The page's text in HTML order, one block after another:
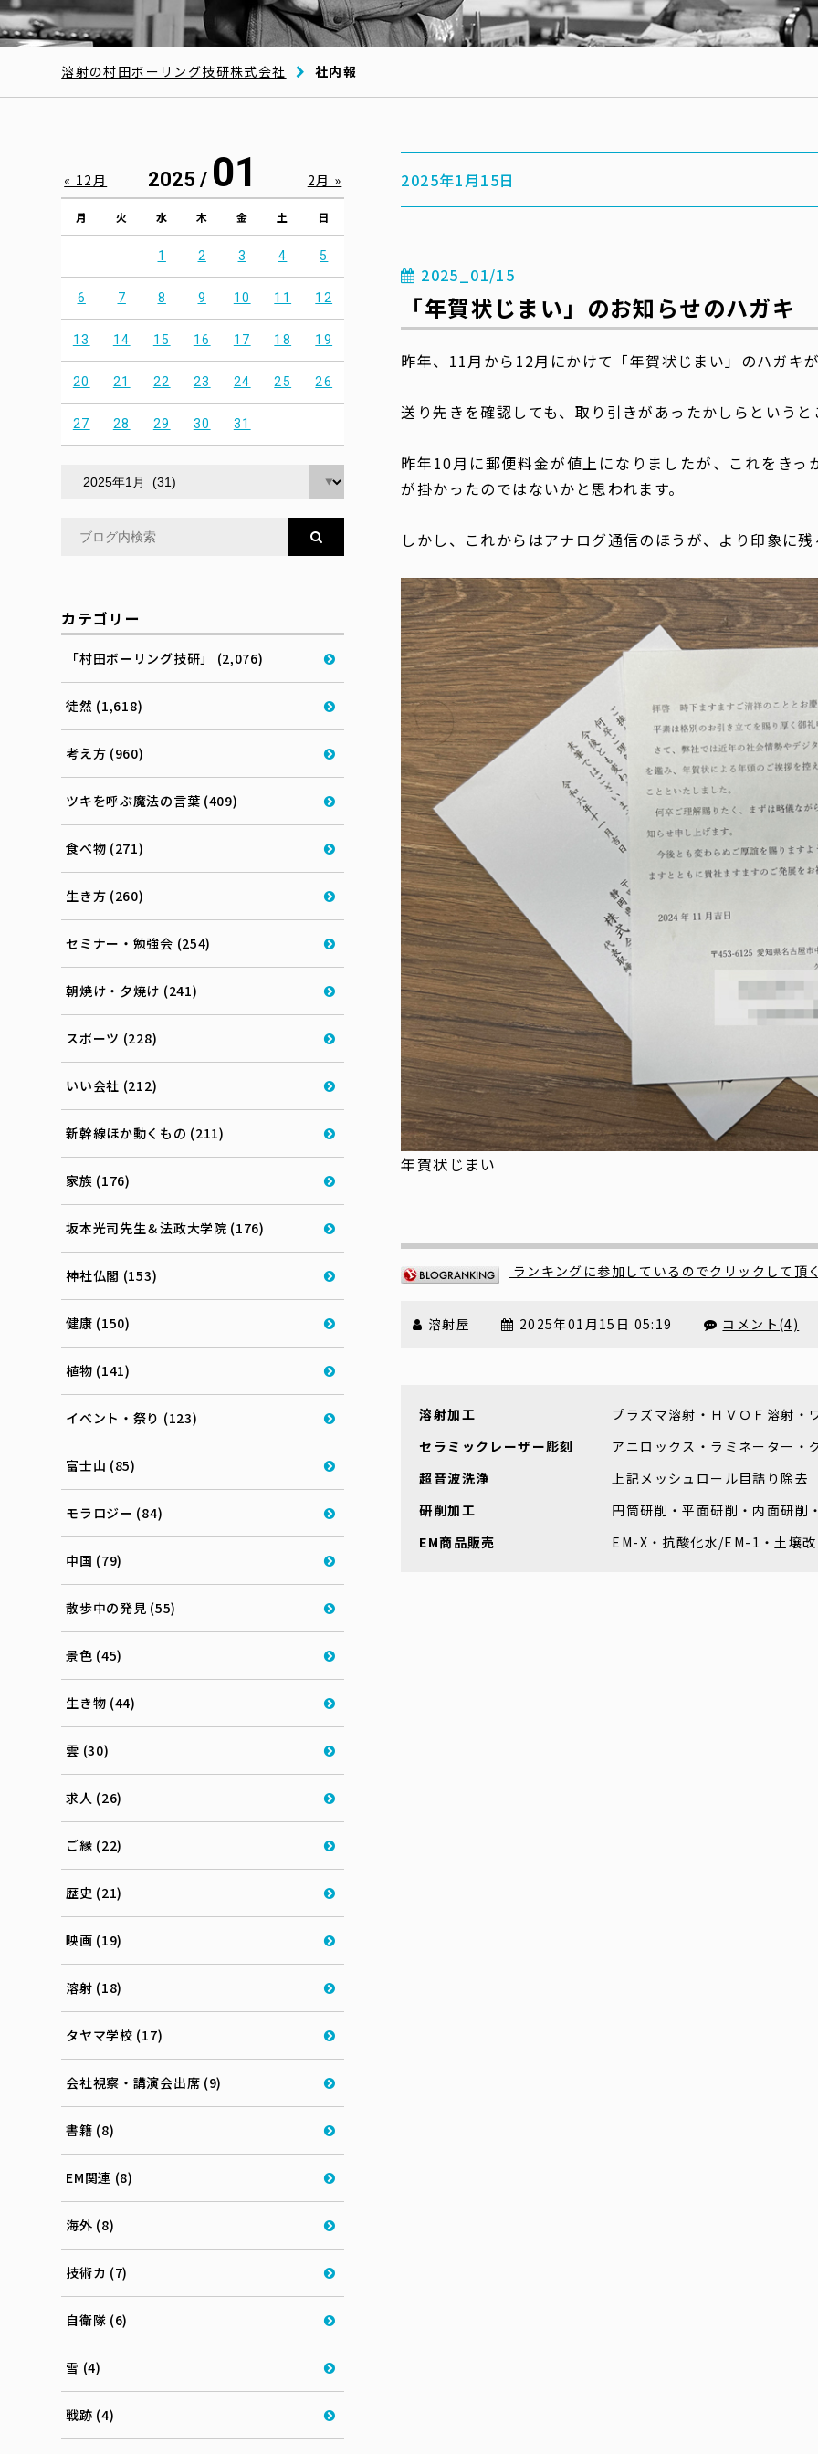
溶射の村田ボーリング技研株式会社 社内報
2025年1月15日
2025_01/15
「年賀状じまい」のお知らせのハガキ
昨年、11月から12月にかけて「年賀状じまい」のハガキ
送り先きを確認しても、取り引きがあったかしらという
昨年10月に郵便料金が値上になりましたが、これをき
が掛かったのではないかと思われます。
しかし、これからはアナログ通信のほうが、より印象に
年賀状じまい
ランキングに参加しているのでクリックして頂
溶射屋 2025年01月15日 05:19 コメント(4)
溶射加工
プラズマ溶射・ＨＶＯＦ溶射・
セラミックレーザー彫刻
アニロックス・ラミネーター・
超音波洗浄
上記メッシュロール目詰り除去
研削加工
円筒研削・平面研削・内面研削
EM商品販売
EM-X・抗酸化水/EM-1・土壌
2025 / 01
月 火 水 木 金 土 日
1 2 3 4 5
6 7 8 9 10 11 12
13 14 15 16 17 18 19
20 21 22 23 24 25 26
27 28 29 30 31
« 12月 2月 »
カテゴリー
「村田ボーリング技研」 (2,076)
徒然 (1,618)
考え方 (960)
ツキを呼ぶ魔法の言葉 (409)
食べ物 (271)
生き方 (260)
セミナー・勉強会 (254)
朝焼け・夕焼け (241)
スポーツ (228)
いい会社 (212)
新幹線ほか動くもの (211)
家族 (176)
坂本光司先生＆法政大学院 (176)
神社仏閣 (153)
健康 (150)
植物 (141)
イベント・祭り (123)
富士山 (85)
モラロジー (84)
中国 (79)
散歩中の発見 (55)
景色 (45)
生き物 (44)
雲 (30)
求人 (26)
ご縁 (22)
歴史 (21)
映画 (19)
溶射 (18)
タヤマ学校 (17)
会社視察・講演会出席 (9)
書籍 (8)
EM関連 (8)
海外 (8)
技術カ (7)
自衛隊 (6)
雪 (4)
戦跡 (4)